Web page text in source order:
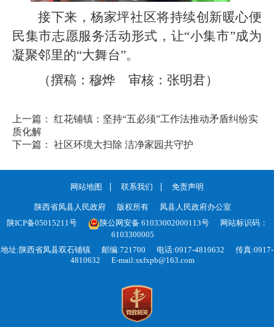
接下来，杨家坪社区将持续创新暖心便
民集市志愿服务活动形式，让“小集市”成为
凝聚邻里的“大舞台”。
（撰稿：穆烨 审核：张明君）
上一篇： 红花铺镇：坚持“五必须”工作法推动矛盾纠纷实
质化解
下一篇： 社区环境大扫除 洁净家园共守护
网站地图 联系我们 免责声明
陕西省凤县人民政府 版权所有
凤县人民政府办公室
陕ICP备05015211号
陕公网安备 61033002000113号
网站标识码：
6103300005
地址:陕西省凤县双石铺镇
邮编:721700 电话:0917-4810632
传真:0917-
4810632
E-mail:sxfxpb@163.com